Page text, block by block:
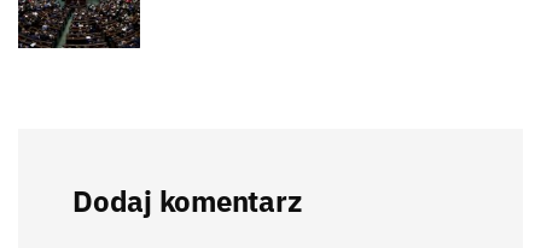
Dodaj komentarz